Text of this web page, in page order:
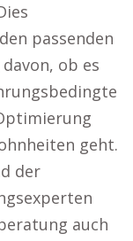
passenden
ob es
geht.
der
auch